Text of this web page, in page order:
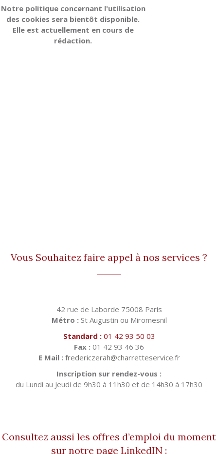
Notre politique concernant l'utilisation
des cookies sera bientôt disponible.
Elle est actuellement en cours de
rédaction.
Vous Souhaitez faire appel à nos services ?
42 rue de Laborde 75008 Paris
Métro : St Augustin ou Miromesnil
Standard :01 42 93 50 03
Fax : 01 42 93 46 36
E Mail : fredericzerah@charretteservice.fr
Inscription sur rendez-vous :
du Lundi au Jeudi de 9h30 à 11h30 et de 14h30 à 17h30
Consultez aussi les offres d’emploi du moment
sur notre page LinkedIN :